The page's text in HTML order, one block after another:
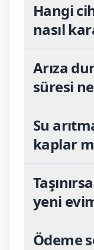
Hangi
nasıl
Arıza
süresi
Su
kaplar
yeni
Ödeme